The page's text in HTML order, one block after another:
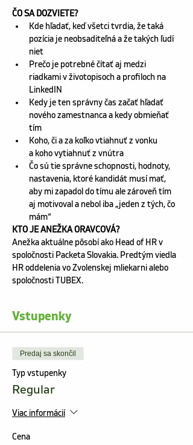
ČO SA DOZVIETE?
Kde hľadať, keď všetci tvrdia, že taká
pozícia je neobsaditeľná a že takých ľudí
niet
Prečo je potrebné čítať aj medzi
riadkami v životopisoch a profiloch na
LinkedIN
Kedy je ten správny čas začať hľadať
nového zamestnanca a kedy obmieňať
tím
Koho, či a za koľko vtiahnuť z vonku
a koho vytiahnuť z vnútra
Čo sú tie správne schopnosti, hodnoty,
nastavenia, ktoré kandidát musí mať,
aby mi zapadol do tímu ale zároveň tím
aj motivoval a nebol iba „jeden z tých, čo
mám“
KTO JE ANEŽKA ORAVCOVÁ?
Anežka aktuálne pôsobí ako Head of HR v
spoločnosti Packeta Slovakia. Predtým viedla
HR oddelenia vo Zvolenskej mliekarni alebo
spoločnosti TUBEX.
Vstupenky
Predaj sa skončil
Typ vstupenky
Regular
Viac informácií
Cena